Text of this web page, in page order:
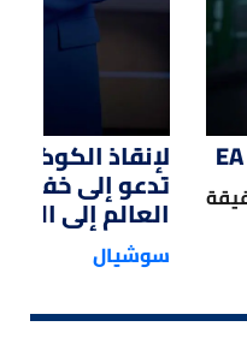
لإنقاذ
تدعو إلى
العالم إلى
سوشيال